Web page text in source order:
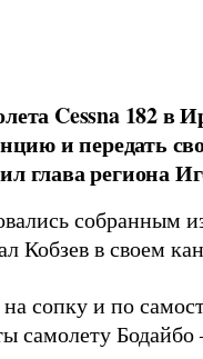
Cessna 182 в
и передать
глава региона
собранным
Кобзев в своем
сопку и по
самолету